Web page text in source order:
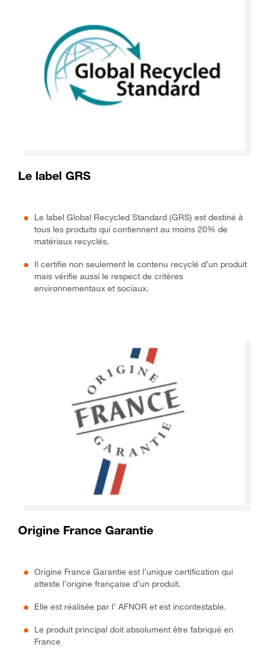
Le label GRS
Le label Global Recycled Standard (GRS) est destiné à
tous les produits qui contiennent au moins 20% de
matériaux recyclés.
Il certifie non seulement le contenu recyclé d’un produit
mais vérifie aussi le respect de critères
environnementaux et sociaux.
Origine France Garantie
Origine France Garantie est l’unique certification qui
atteste l’origine française d’un produit.
Elle est réalisée par l’ AFNOR et est incontestable.
Le produit principal doit absolument être fabriqué en
France